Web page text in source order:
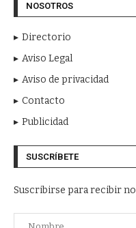
NOSOTROS
Directorio
Aviso Legal
Aviso de privacidad
Contacto
Publicidad
SUSCRÍBETE
Suscribirse para recibir